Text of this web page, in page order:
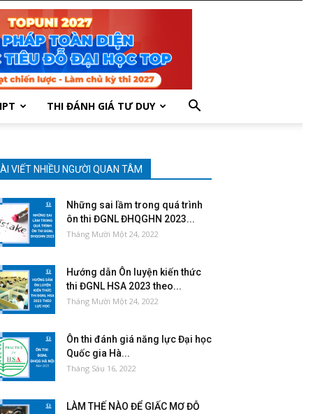
THI ĐÁNH GIÁ TƯ DUY
VIẾT NHIỀU NGƯỜI QUAN TÂM
Những sai lầm trong quá trình
ôn thi ĐGNL ĐHQGHN 2023...
Tháng Mười Một 24, 2022
Hướng dẫn Ôn luyện kiến thức
thi ĐGNL HSA 2023 theo...
Tháng Mười Một 24, 2022
Ôn thi đánh giá năng lực Đại học
Quốc gia Hà...
Tháng Sáu 16, 2022
LÀM THẾ NÀO ĐỂ GIẤC MƠ ĐỖ